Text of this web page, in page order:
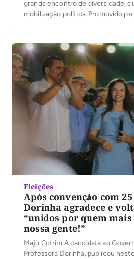
grande encontro de diversidade,
mobilização política. Promovido
o evento reuniu jovens de Palmas
Eleições
Após convenção com
Dorinha agradece e
“unidos por quem
nossa gente!”
Maju Cotrim A candidata ao
Professora Dorinha, publicou